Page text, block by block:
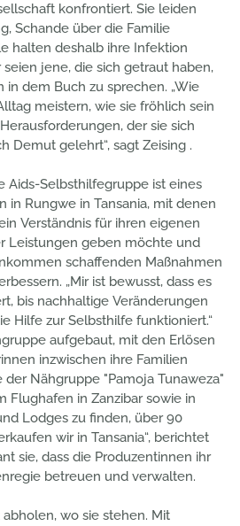
konfrontiert. Sie leiden
Schande über die Familie
halten deshalb ihre Infektion
jene, die sich getraut haben,
dem Buch zu sprechen. „Wie
meistern, wie sie fröhlich sein
der sie sich
Demut gelehrt“, sagt Zeising .
Aids-Selbsthilfegruppe ist eines
in Rungwe in Tansania, mit denen
Verständnis für ihren eigenen
Leistungen geben möchte und
schaffenden Maßnahmen
. „Mir ist bewusst, dass es
bis nachhaltige Veränderungen
Hilfe zur Selbsthilfe funktioniert.“
aufgebaut, mit den Erlösen
inzwischen ihre Familien
der Nähgruppe "Pamoja Tunaweza"
Flughafen in Zanzibar sowie in
Lodges zu finden, über 90
wir in Tansania“, berichtet
sie, dass die Produzentinnen ihr
betreuen und verwalten.
abholen, wo sie stehen. Mit